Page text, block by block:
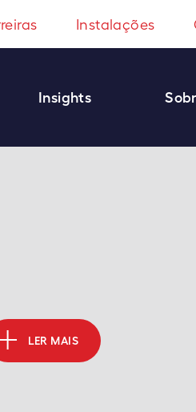
Instalações
Insights
LER MAIS